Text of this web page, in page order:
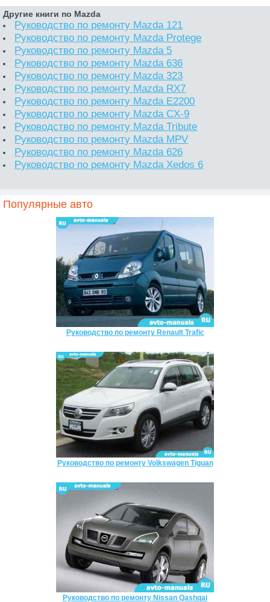
Другие книги по Mazda
Руководство по ремонту Mazda 121
Руководство по ремонту Mazda Protege
Руководство по ремонту Mazda 5
Руководство по ремонту Mazda 636
Руководство по ремонту Mazda 323
Руководство по ремонту Mazda RX7
Руководство по ремонту Mazda E2200
Руководство по ремонту Mazda CX-9
Руководство по ремонту Mazda Tribute
Руководство по ремонту Mazda MPV
Руководство по ремонту Mazda 626
Руководство по ремонту Mazda Xedos 6
Популярные авто
Руководство по ремонту Renault Trafic
Руководство по ремонту Volkswagen Tiguan
Руководство по ремонту Nissan Qashqai